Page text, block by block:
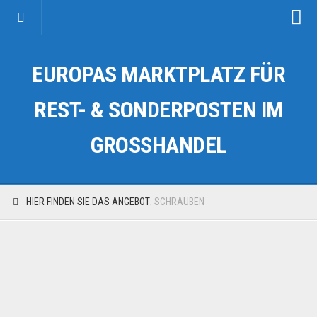
Kategorien
Auto & Motorrad
Fahrzeuge & Transport
EUROPAS MARKTPLATZ FÜR
REST- & SONDERPOSTEN IM
GROSSHANDEL
HIER FINDEN SIE DAS ANGEBOT: SCHRAUBEN